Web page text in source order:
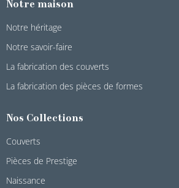
Notre maison
Notre héritage
Notre savoir-faire
La fabrication des couverts
La fabrication des pièces de formes
Nos Collections
Couverts
Pièces de Prestige
Naissance